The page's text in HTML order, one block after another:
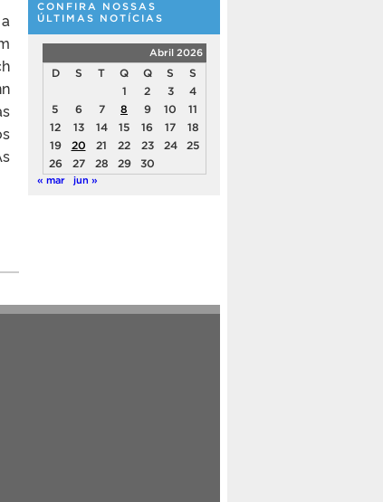
CONFIRA NOSSAS
ÚLTIMAS NOTÍCIAS
Abril 2026
D S T Q Q S
S
1
2 3
4
5
6 7 8 9 10
11
12
13 14 15 16 17
18
19
20 21 22 23 24
25
26
27 28 29 30
« mar jun »